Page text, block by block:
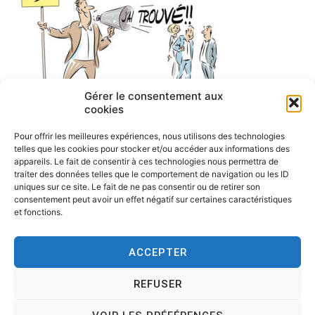
Gérer le consentement aux
cookies
Pour offrir les meilleures expériences, nous utilisons des technologies
telles que les cookies pour stocker et/ou accéder aux informations des
appareils. Le fait de consentir à ces technologies nous permettra de
traiter des données telles que le comportement de navigation ou les ID
uniques sur ce site. Le fait de ne pas consentir ou de retirer son
consentement peut avoir un effet négatif sur certaines caractéristiques
et fonctions.
ACCEPTER
REFUSER